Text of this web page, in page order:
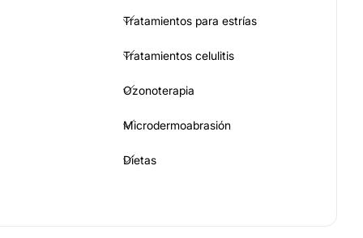
Tratamientos para estrías
Tratamientos celulitis
Ozonoterapia
Microdermoabrasión
Dietas